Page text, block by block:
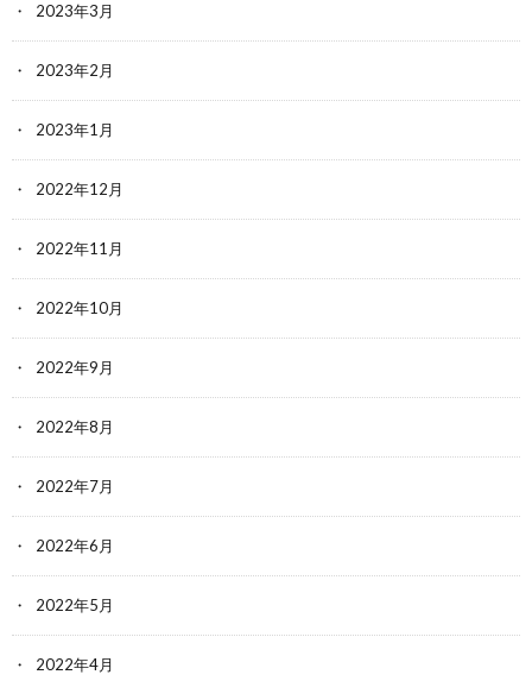
2023年3月
2023年2月
2023年1月
2022年12月
2022年11月
2022年10月
2022年9月
2022年8月
2022年7月
2022年6月
2022年5月
2022年4月